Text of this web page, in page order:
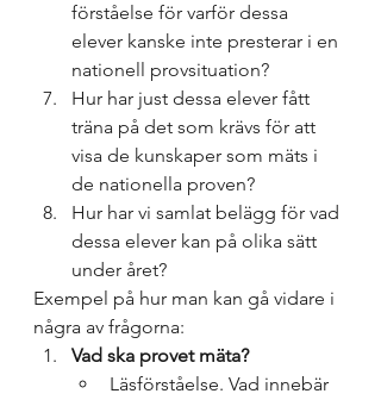
förståelse för varför dessa
elever kanske inte presterar i en
nationell provsituation?
Hur har just dessa elever fått
träna på det som krävs för att
visa de kunskaper som mäts i
de nationella proven?
Hur har vi samlat belägg för vad
dessa elever kan på olika sätt
under året?
Exempel på hur man kan gå vidare i
några av frågorna:
Vad ska provet mäta?
Läsförståelse. Vad innebär